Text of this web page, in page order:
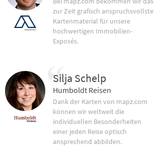
zur Zeit grafisch anspruchsvollste
Kartenmaterial für unsere
hochwertigen Immobilien-
Exposés.
Silja Schelp
Humboldt Reisen
Dank der Karten von mapz.com
können wir weltweit die
individuellen Besonderheiten
einer jeden Reise optisch
ansprechend abbilden.